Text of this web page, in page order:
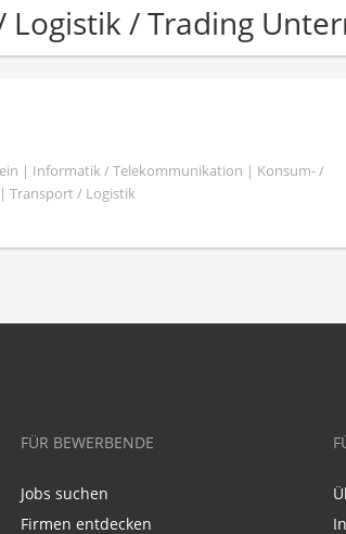
/ Trading
| Informatik / Telekommunikation | Konsum- /
Transport / Logistik
FÜR BEWERBENDE
Jobs suchen
Firmen entdecken